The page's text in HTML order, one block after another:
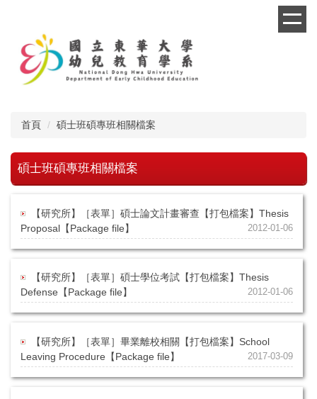
首頁 碩士班碩專班相關檔案
碩士班碩專班相關檔案
【研究所】［表單］碩士論文計畫審查【打包檔案】Thesis
Proposal【Package file】
2012-01-06
【研究所】［表單］碩士學位考試【打包檔案】Thesis
Defense【Package file】
2012-01-06
【研究所】［表單］畢業離校相關【打包檔案】School
Leaving Procedure【Package file】
2017-03-09